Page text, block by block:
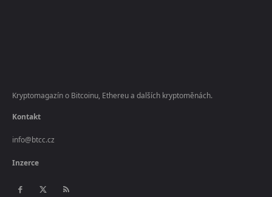
Kryptomagazín o Bitcoinu, Ethereu a dalších kryptoměnách.
Kontakt
info@btcc.cz
Inzerce